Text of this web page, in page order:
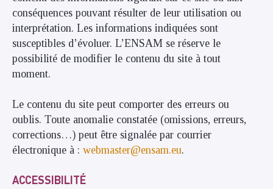
conséquences pouvant résulter de leur utilisation ou
interprétation. Les informations indiquées sont
susceptibles d’évoluer. L’ENSAM se réserve le
possibilité de modifier le contenu du site à tout
moment.
Le contenu du site peut comporter des erreurs ou
oublis. Toute anomalie constatée (omissions, erreurs,
corrections…) peut être signalée par courrier
électronique à : webmaster@ensam.eu.
ACCESSIBILITÉ